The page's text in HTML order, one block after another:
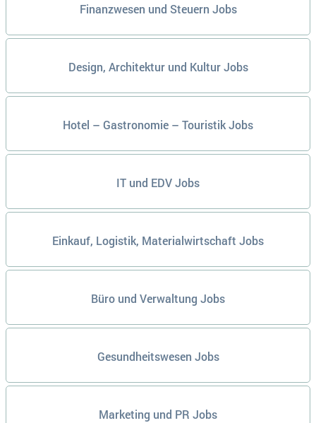
Finanzwesen und Steuern Jobs
Design, Architektur und Kultur Jobs
Hotel – Gastronomie – Touristik Jobs
IT und EDV Jobs
Einkauf, Logistik, Materialwirtschaft Jobs
Büro und Verwaltung Jobs
Gesundheitswesen Jobs
Marketing und PR Jobs